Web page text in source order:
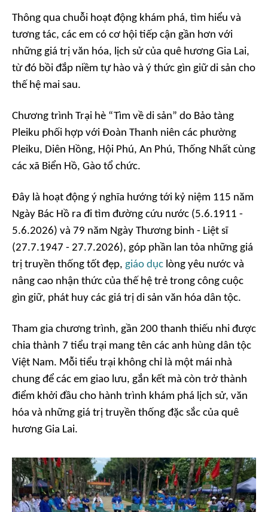
Thông qua chuỗi hoạt động khám phá, tìm hiểu và
tương tác, các em có cơ hội tiếp cận gần hơn với
những giá trị văn hóa, lịch sử của quê hương Gia Lai,
từ đó bồi đắp niềm tự hào và ý thức gìn giữ di sản cho
thế hệ mai sau.
Chương trình Trại hè “Tìm về di sản” do Bảo tàng
Pleiku phối hợp với Đoàn Thanh niên các phường
Pleiku, Diên Hồng, Hội Phú, An Phú, Thống Nhất cùng
các xã Biển Hồ, Gào tổ chức.
Đây là hoạt động ý nghĩa hướng tới kỷ niệm 115 năm
Ngày Bác Hồ ra đi tìm đường cứu nước (5.6.1911 -
5.6.2026) và 79 năm Ngày Thương binh - Liệt sĩ
(27.7.1947 - 27.7.2026), góp phần lan tỏa những giá
trị truyền thống tốt đẹp, giáo dục lòng yêu nước và
nâng cao nhận thức của thế hệ trẻ trong công cuộc
gìn giữ, phát huy các giá trị di sản văn hóa dân tộc.
Tham gia chương trình, gần 200 thanh thiếu nhi được
chia thành 7 tiểu trại mang tên các anh hùng dân tộc
Việt Nam. Mỗi tiểu trại không chỉ là một mái nhà
chung để các em giao lưu, gắn kết mà còn trở thành
điểm khởi đầu cho hành trình khám phá lịch sử, văn
hóa và những giá trị truyền thống đặc sắc của quê
hương Gia Lai.